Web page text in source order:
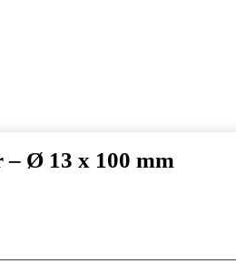
Ø 13 x 100 mm